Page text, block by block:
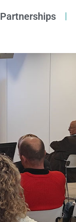
Partnerships